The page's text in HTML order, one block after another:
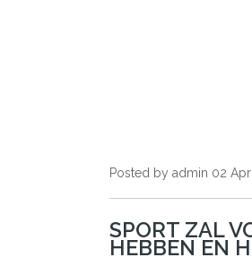
Posted by admin 02 Apr
SPORT ZAL
HEBBEN EN